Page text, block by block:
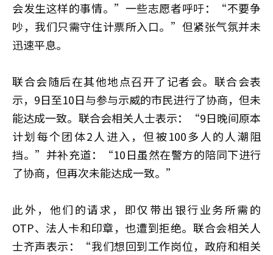
会发生这样的事情。”一些志愿者呼吁：“不要争
吵，我们只需守住计票所入口。”但紧张气氛并未
迅速平息。
联合会随后在其他地点召开了记者会。联合会表
示，9日至10日与参与示威的市民进行了协商，但未
能达成一致。联合会相关人士表示：“9日晚间原本
计划每个团体2人进入，但被100多人的人潮阻
挡。”并补充道：“10日虽然在警方的陪同下进行
了协商，但再次未能达成一致。”
此外，他们的请求，即仅带出银行业务所需的
OTP、法人卡和印章，也遭到拒绝。联合会相关人
士齐声表示：“我们想回到工作岗位，政府和相关